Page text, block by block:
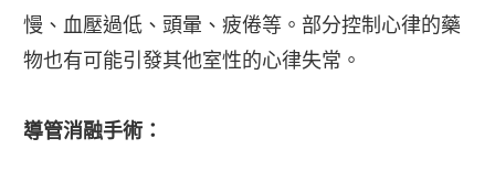
慢、血壓過低、頭暈、疲倦等。部分控制心律的藥
物也有可能引發其他室性的心律失常。
導管消融手術：